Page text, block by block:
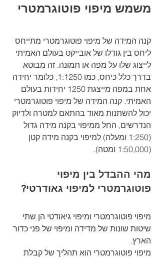
משמש מיפוי פוטוגרמטרי
קנה המידה של מיפוי פוטוגרמטרי מתייחס
ליחס בין גודלו של אובייקט בעולם האמיתי
לייצוג שלו על מפה או תמונה. זה מבוטא
בדרך כלל כיחס, כמו 1:1250, כלומר יחידה
אחת במפה מייצגת 1250 יחידות בעולם
האמיתי. קנה המידה של מיפוי פוטוגרמטרי
יכול להשתנות מאוד בהתאם למטרה ולדיוק
הנדרשים, החל ממיפוי בקנה מידה גדול
(1:250 ומעלה) למיפוי בקנה מידה קטן
(1:50,000 ומטה).
מהי ההבדל בין מיפוי
פוטוגרמטרי למיפוי גאודרטי?
מיפוי פוטוגרמטרי ומיפוי גיאודטי הן שתי
שיטות שונות של מדידה ומיפוי של פני כדור
הארץ.
מיפוי פוטוגרמטרי הוא תהליך של קבלת